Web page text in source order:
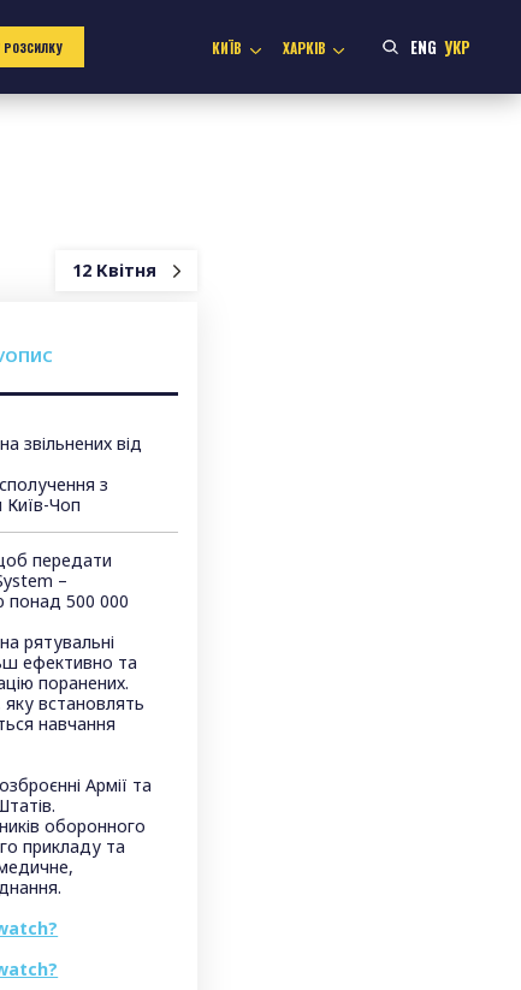
КИЇВ ХАРКІВ ENG УКР
12 Квітня
ОПИС
звільнених від
з
Київ-Чоп
передати
–
понад 500 000
рятувальні
ефективно та
поранених.
встановлять
навчання
Армії та
оборонного
прикладу та